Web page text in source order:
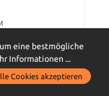
eine bestmögliche
Informationen ...
Cookies akzeptieren